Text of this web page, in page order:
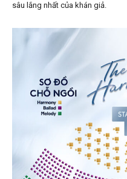
sâu lắng nhất của khán giả.